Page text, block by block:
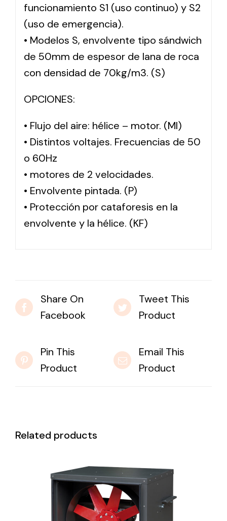
funcionamiento S1 (uso continuo) y S2
(uso de emergencia).
• Modelos S, envolvente tipo sándwich
de 50mm de espesor de lana de roca
con densidad de 70kg/m3. (S)
OPCIONES:
• Flujo del aire: hélice – motor. (MI)
• Distintos voltajes. Frecuencias de 50
o 60Hz
• motores de 2 velocidades.
• Envolvente pintada. (P)
• Protección por cataforesis en la
envolvente y la hélice. (KF)
Share On
Facebook
Tweet This
Product
Pin This
Product
Email This
Product
Related products